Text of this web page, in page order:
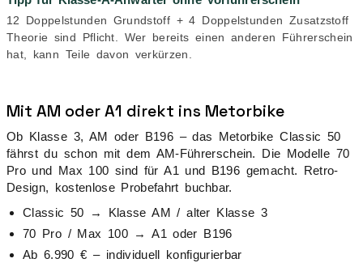
12 Doppelstunden Grundstoff + 4 Doppelstunden Zusatzstoff
Theorie sind Pflicht. Wer bereits einen anderen Führerschein
hat, kann Teile davon verkürzen.
Mit AM oder A1 direkt ins Metorbike
Ob Klasse 3, AM oder B196 – das Metorbike Classic 50
fährst du schon mit dem AM-Führerschein. Die Modelle 70
Pro und Max 100 sind für A1 und B196 gemacht. Retro-
Design, kostenlose Probefahrt buchbar.
Classic 50 → Klasse AM / alter Klasse 3
70 Pro / Max 100 → A1 oder B196
Ab 6.990 € – individuell konfigurierbar